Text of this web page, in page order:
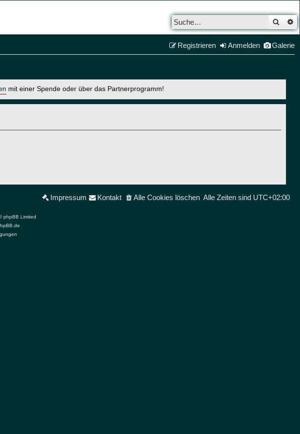
Galerie
Anmelden
Registrieren
mit einer Spende oder über das Partnerprogramm!
Alle Zeiten sind UTC+02:00
Alle Cookies löschen
Impressum Kontakt
phpBB Limited